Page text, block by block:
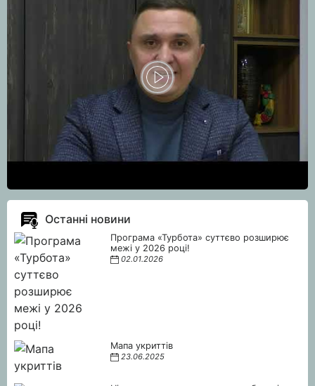
Останні новини
Програма «Турбота» суттєво розширює
межі у 2026 році!
02.01.2026
Мапа укриттів
23.06.2025